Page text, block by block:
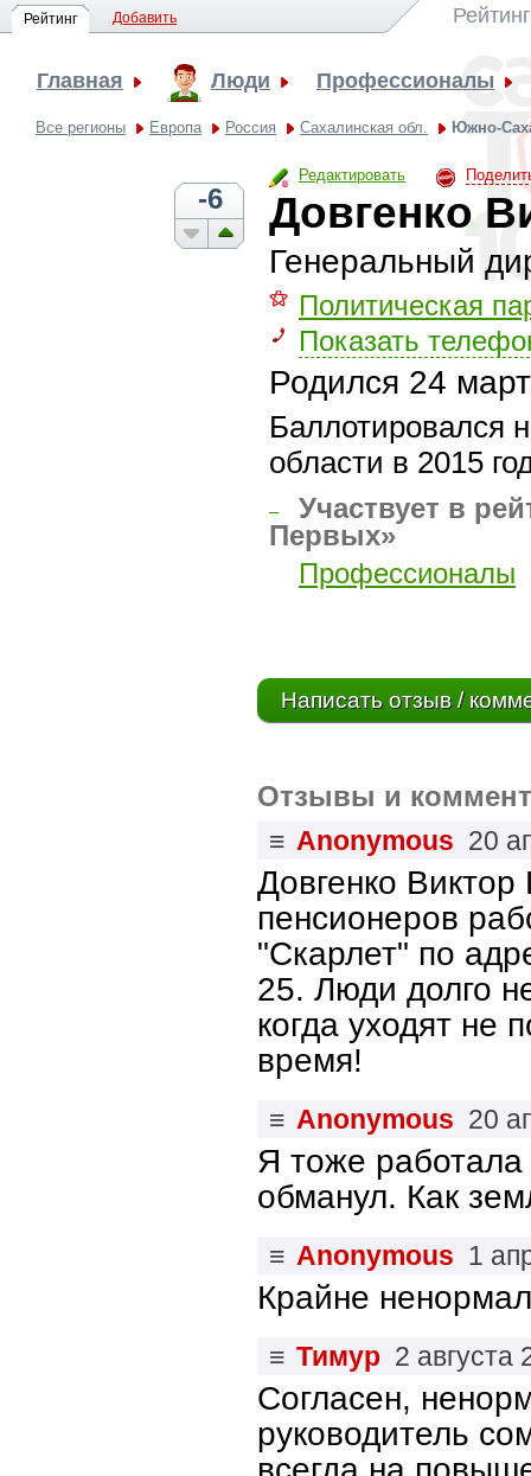
Рейтинг Добавить
Главная Люди Профессионалы
Все регионы Европа Россия Сахалинская обл. Южно-
Редактировать
-6 Довгенко
Генеральный
⚝
Политическая
Показать
Родился 24
Баллотировался
области в 2015
–
Участвует в
Первых»
Профессионалы
Написать отзыв /
Отзывы и
≡ Anonymous 20
Довгенко
пенсионеров
"Скарлет" по
25. Люди долго
когда уходят не
время!
≡ Anonymous 20
Я тоже работала
обманул. Как
≡ Anonymous 1
Крайне
≡ Тимур 2 августа
Согласен,
руководитель